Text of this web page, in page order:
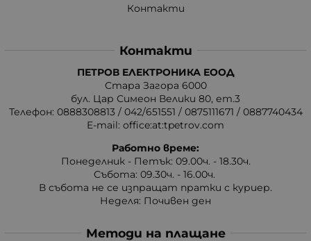
Контакти
Контакти
ПЕТРОВ ЕЛЕКТРОНИКА ЕООД
Стара Загора 6000
бул. Цар Симеон Велики 80, ет.3
Телефон: 0888308813 / 042/651551 / 0875111671 / 0887740434
E-mail: office:at:tpetrov.com
Работно време:
Понеделник - Петък: 09.00ч. - 18.30ч.
Събота: 09.30ч. - 16.00ч.
В събота не се изпращат пратки с куриер.
Неделя: Почивен ден
Методи на плащане